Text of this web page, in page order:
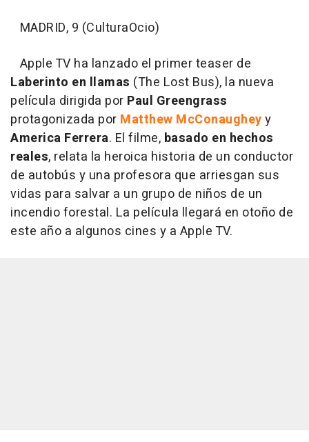
MADRID, 9 (CulturaOcio)
Apple TV ha lanzado el primer teaser de
Laberinto en llamas (The Lost Bus), la nueva
película dirigida por Paul Greengrass
protagonizada por Matthew McConaugheyy
America Ferrera. El filme, basado en hechos
reales, relata la heroica historia de un conductor
de autobús y una profesora que arriesgan sus
vidas para salvar a un grupo de niños de un
incendio forestal. La película llegará en otoño de
este año a algunos cines y a Apple TV.